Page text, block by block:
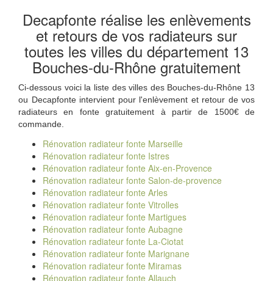
Decapfonte réalise les enlèvements
et retours de vos radiateurs sur
toutes les villes du département 13
Bouches-du-Rhône gratuitement
Ci-dessous voici la liste des villes des Bouches-du-Rhône 13
ou Decapfonte intervient pour l'enlèvement et retour de vos
radiateurs en fonte gratuitement à partir de 1500€ de
commande.
Rénovation radiateur fonte Marseille
Rénovation radiateur fonte Istres
Rénovation radiateur fonte Aix-en-Provence
Rénovation radiateur fonte Salon-de-provence
Rénovation radiateur fonte Arles
Rénovation radiateur fonte Vitrolles
Rénovation radiateur fonte Martigues
Rénovation radiateur fonte Aubagne
Rénovation radiateur fonte La-Ciotat
Rénovation radiateur fonte Marignane
Rénovation radiateur fonte Miramas
Rénovation radiateur fonte Allauch